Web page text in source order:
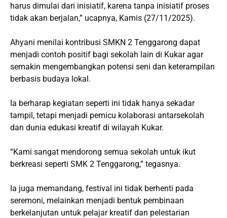
harus dimulai dari inisiatif, karena tanpa inisiatif proses
tidak akan berjalan,” ucapnya, Kamis (27/11/2025).
Ahyani menilai kontribusi SMKN 2 Tenggarong dapat
menjadi contoh positif bagi sekolah lain di Kukar agar
semakin mengembangkan potensi seni dan keterampilan
berbasis budaya lokal.
Ia berharap kegiatan seperti ini tidak hanya sekadar
tampil, tetapi menjadi pemicu kolaborasi antarsekolah
dan dunia edukasi kreatif di wilayah Kukar.
“Kami sangat mendorong semua sekolah untuk ikut
berkreasi seperti SMK 2 Tenggarong,” tegasnya.
Ia juga memandang, festival ini tidak berhenti pada
seremoni, melainkan menjadi bentuk pembinaan
berkelanjutan untuk pelajar kreatif dan pelestarian